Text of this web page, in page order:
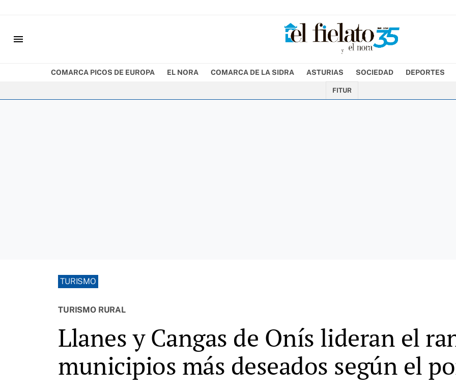
menu
COMARCA PICOS DE EUROPA EL NORA COMARCA DE LA SIDRA ASTURIAS SOCIEDAD DEPORTES
FITUR
TURISMO
TURISMO RURAL
Llanes y Cangas de Onís lideran el
municipios más deseados según el